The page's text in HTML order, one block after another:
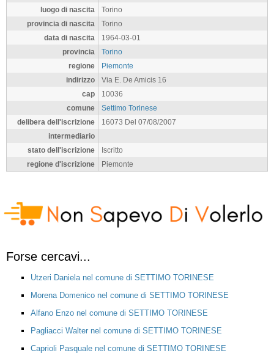
luogo di nascita
Torino
provincia di nascita
Torino
data di nascita
1964-03-01
provincia
Torino
regione
Piemonte
indirizzo
Via E. De Amicis 16
cap
10036
comune
Settimo Torinese
delibera dell'iscrizione
16073 Del 07/08/2007
intermediario
stato dell'iscrizione
Iscritto
regione d'iscrizione
Piemonte
Forse cercavi...
Utzeri Daniela nel comune di SETTIMO TORINESE
Morena Domenico nel comune di SETTIMO TORINESE
Alfano Enzo nel comune di SETTIMO TORINESE
Pagliacci Walter nel comune di SETTIMO TORINESE
Caprioli Pasquale nel comune di SETTIMO TORINESE